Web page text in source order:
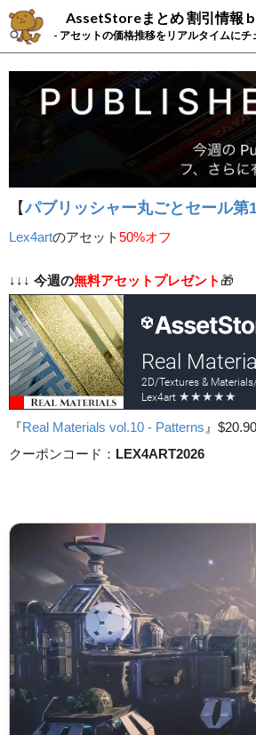
AssetStoreまとめ 割引情報
- アセットの価格推移をリアルタイムにチ
【パブリッシャー丸ごとセール第
Lex4artのアセット50%オフ
↓↓↓ 今週の無料アセットプレゼント 🎁
『Real Materials vol.10 - Patterns 』
クーポンコード： LEX4ART2026